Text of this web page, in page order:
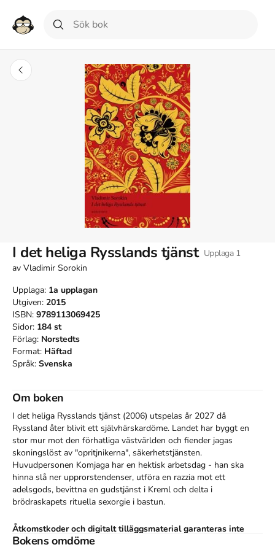
I det heliga Rysslands tjänst Upplaga 1
av Vladimir Sorokin
Upplaga: 1a upplagan
Utgiven: 2015
ISBN: 9789113069425
Sidor: 184 st
Förlag: Norstedts
Format: Häftad
Språk: Svenska
Om boken
I det heliga Rysslands tjänst (2006) utspelas år 2027 då
Ryssland åter blivit ett självhärskardöme. Landet har byggt en
stor mur mot den förhatliga västvärlden och fiender jagas
skoningslöst av "opritjnikerna", säkerhetstjänsten.
Huvudpersonen Komjaga har en hektisk arbetsdag - han ska
hinna slå ner upprorstendenser, utföra en razzia mot ett
adelsgods, bevittna en gudstjänst i Kreml och delta i
brödraskapets rituella sexorgie i bastun.
Åtkomstkoder och digitalt tilläggsmaterial garanteras inte
med begagnade böcker
Bokens omdöme